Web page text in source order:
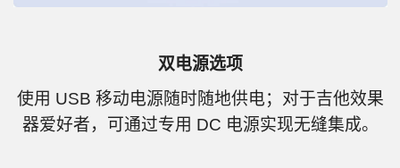
双电源选项
使用 USB 移动电源随时随地供电；对于吉他效果
器爱好者，可通过专用 DC 电源实现无缝集成。